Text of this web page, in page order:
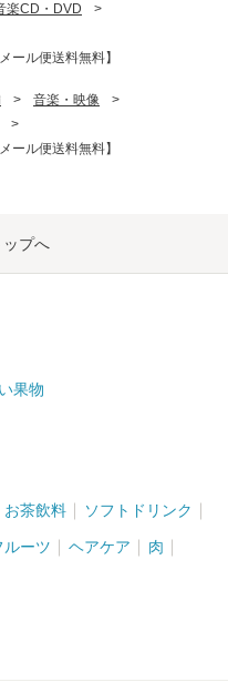
楽CD・DVD
>
ール便送料無料】
> 音楽・映像
>
>
ール便送料無料】
プへ
果物
お茶飲料 ソフトドリンク
ルーツ ヘアケア 肉